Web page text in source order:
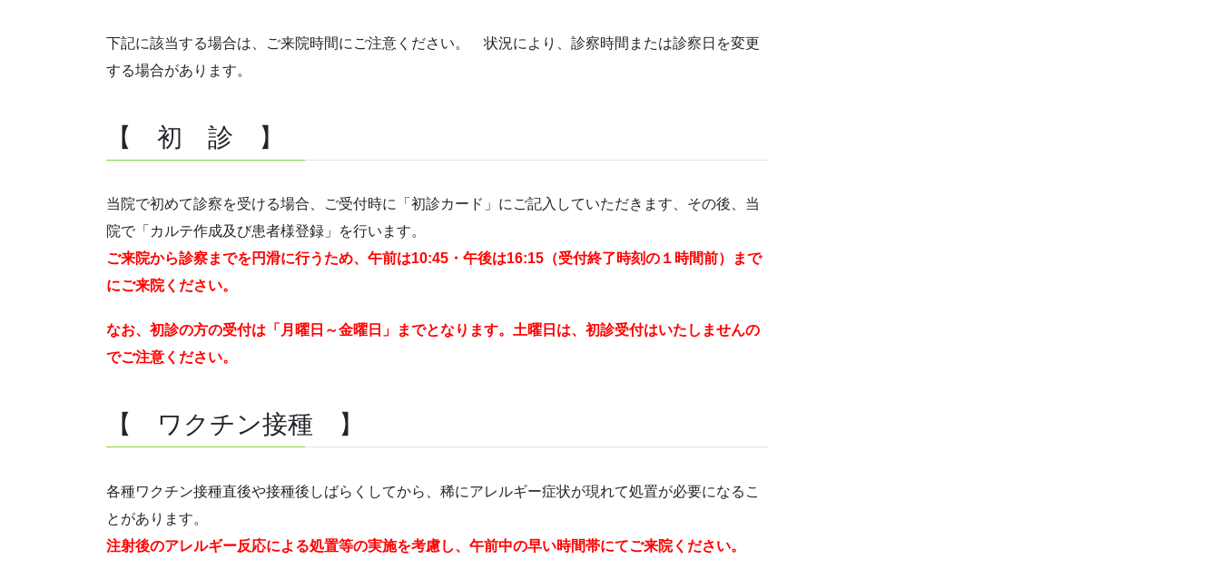
下記に該当する場合は、ご来院時間にご注意ください。 状況により、診察時間または診察日を変更
する場合があります。
【 初 診 】
当院で初めて診察を受ける場合、ご受付時に「初診カード」にご記入していただきます、その後、当
院で「カルテ作成及び患者様登録」を行います。
ご来院から診察までを円滑に行うため、午前は10:45・午後は16:15（受付終了時刻の１時間前）まで
にご来院ください。
なお、初診の方の受付は「月曜日～金曜日」までとなります。土曜日は、初診受付はいたしませんの
でご注意ください。
【 ワクチン接種 】
各種ワクチン接種直後や接種後しばらくしてから、稀にアレルギー症状が現れて処置が必要になるこ
とがあります。
注射後のアレルギー反応による処置等の実施を考慮し、午前中の早い時間帯にてご来院ください。